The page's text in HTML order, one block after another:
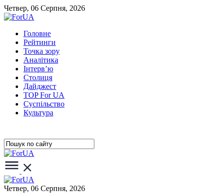
Четвер, 06 Серпня, 2026
Головне
Рейтинги
Точка зору
Аналітика
Інтерв’ю
Столиця
Дайджест
TOP For UA
Суспiльство
Культура
Четвер, 06 Серпня, 2026